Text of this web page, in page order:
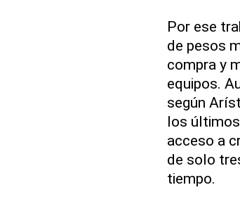
Por ese
de pesos
compra y
equipos.
según
los
acceso a
de solo
tiempo.